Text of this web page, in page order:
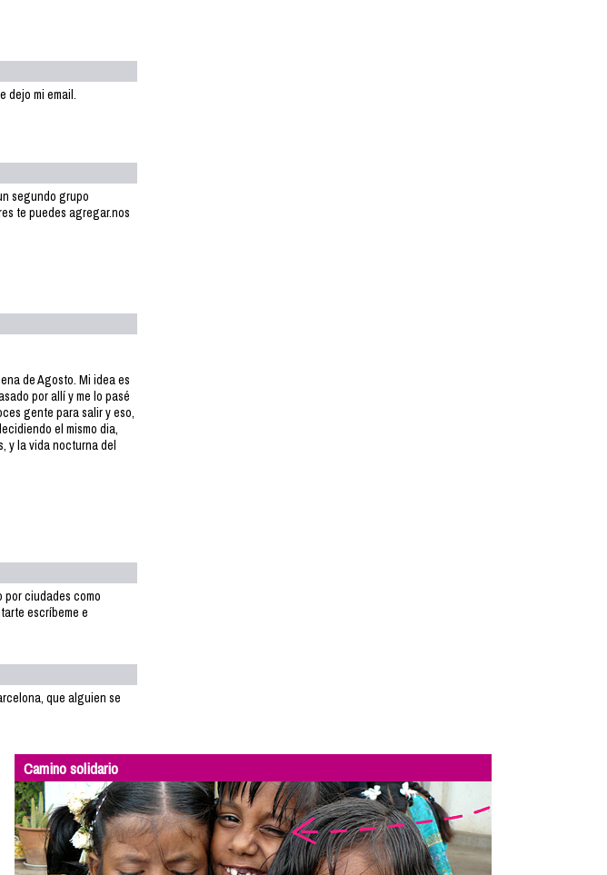
dejo mi email.
segundo grupo
te puedes agregar.nos
de Agosto. Mi idea es
por allí y me lo pasé
gente para salir y eso,
el mismo dia,
y la vida nocturna del
por ciudades como
escríbeme e
que alguien se
Camino solidario